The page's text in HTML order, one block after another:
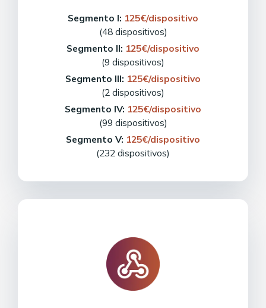
Segmento I: 125€/dispositivo
(48 dispositivos)
Segmento II: 125€/dispositivo
(9 dispositivos)
Segmento III: 125€/dispositivo
(2 dispositivos)
Segmento IV: 125€/dispositivo
(99 dispositivos)
Segmento V: 125€/dispositivo
(232 dispositivos)